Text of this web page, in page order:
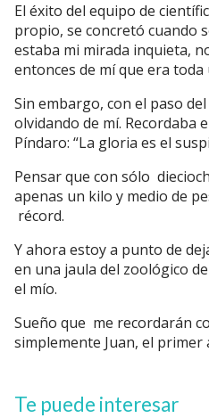
El éxito del equipo de
propio, se concretó cuando
estaba mi mirada inquieta,
entonces de mí que era toda
Sin embargo, con el paso
olvidando de mí. Recordaba
Píndaro: “La gloria es el
Pensar que con sólo
apenas un kilo y medio de
récord.
Y ahora estoy a punto de
en una jaula del zoológico
el mío.
Sueño que me recordarán
simplemente Juan, el
Te puede interesar